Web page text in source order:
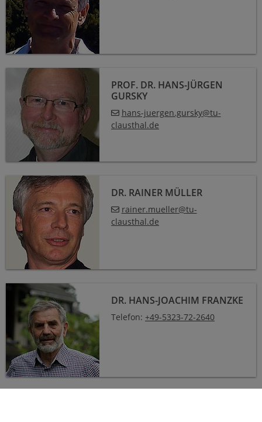
Prof. Dr. Hans-Jürgen Gursky
PROF. DR. HANS-JÜRGEN
GURSKY
hans-juergen.gursky@tu-
clausthal.de
Dr. Rainer Müller
DR. RAINER MÜLLER
rainer.mueller@tu-
clausthal.de
Dr. Hans-Joachim Franzke
DR. HANS-JOACHIM FRANZKE
Telefon: +49-5323-72-2640